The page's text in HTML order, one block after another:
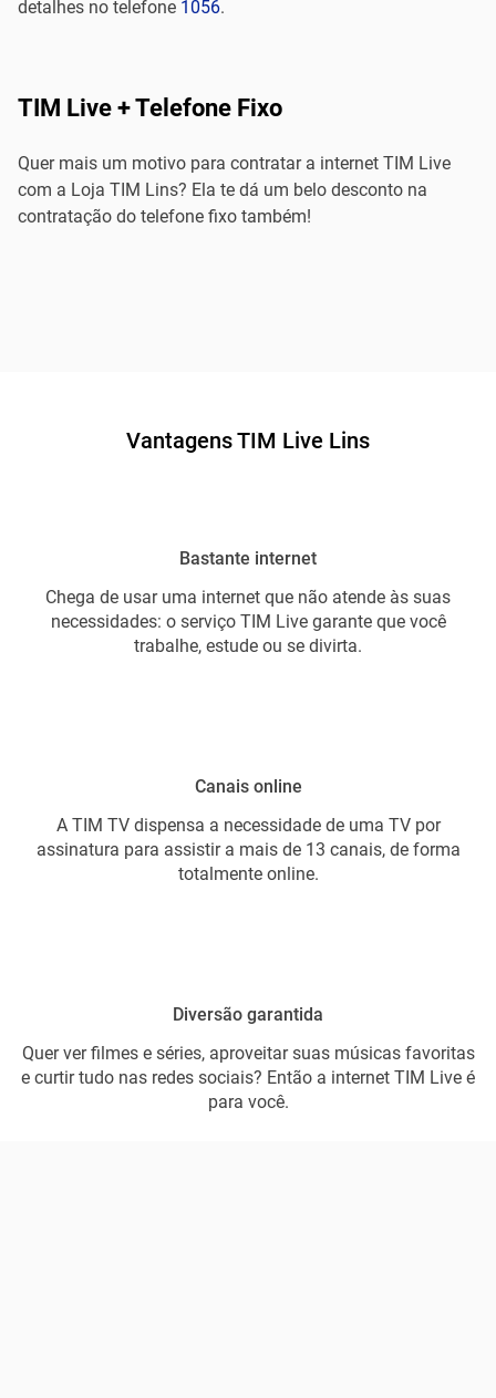
detalhes no telefone 1056.
TIM Live + Telefone Fixo
Quer mais um motivo para contratar a internet TIM Live
com a Loja TIM Lins? Ela te dá um belo desconto na
contratação do telefone fixo também!
Vantagens TIM Live Lins
Bastante internet
Chega de usar uma internet que não atende às suas
necessidades: o serviço TIM Live garante que você
trabalhe, estude ou se divirta.
Canais online
A TIM TV dispensa a necessidade de uma TV por
assinatura para assistir a mais de 13 canais, de forma
totalmente online.
Diversão garantida
Quer ver filmes e séries, aproveitar suas músicas favoritas
e curtir tudo nas redes sociais? Então a internet TIM Live é
para você.